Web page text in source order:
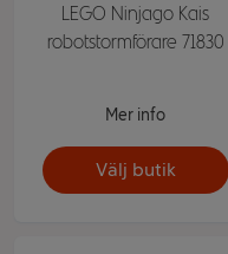
LEGO Ninjago Kais
robotstormförare 71830
Mer info
Välj butik